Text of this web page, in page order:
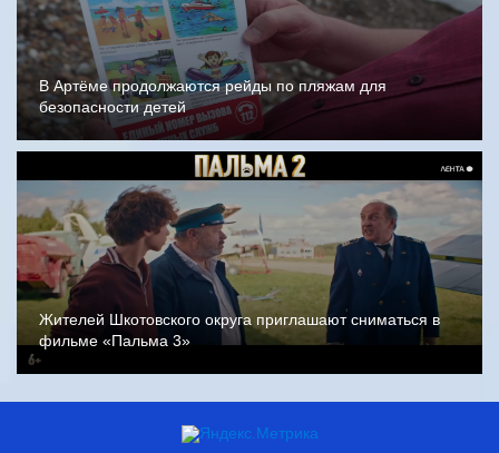
В Артёме продолжаются рейды по пляжам для
безопасности детей
Жителей Шкотовского округа приглашают сниматься в
фильме «Пальма 3»